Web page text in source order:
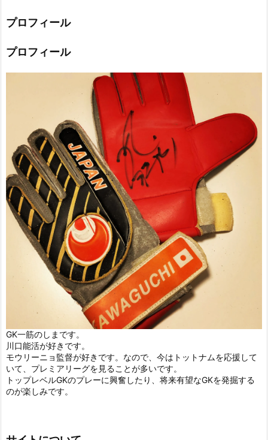
プロフィール
プロフィール
GK一筋のしまです。
川口能活が好きです。
モウリーニョ監督が好きです。なので、今はトットナムを応援して
いて、プレミアリーグを見ることが多いです。
トップレベルGKのプレーに興奮したり、将来有望なGKを発掘する
のが楽しみです。